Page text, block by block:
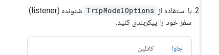
با استفاده از TripModelOptions
شنونده (listener)
سفر خود را پیکربندی کنید.
کاتلین